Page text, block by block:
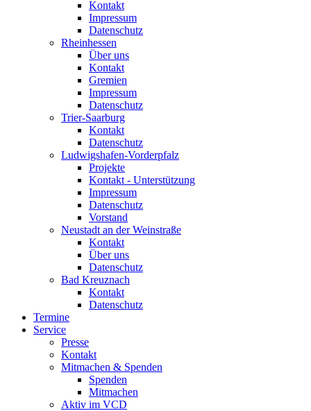
Kontakt
Impressum
Datenschutz
Rheinhessen
Über uns
Kontakt
Gremien
Impressum
Datenschutz
Trier-Saarburg
Kontakt
Datenschutz
Ludwigshafen-Vorderpfalz
Projekte
Kontakt - Unterstützung
Impressum
Datenschutz
Vorstand
Neustadt an der Weinstraße
Kontakt
Über uns
Datenschutz
Bad Kreuznach
Kontakt
Datenschutz
Termine
Service
Presse
Kontakt
Mitmachen & Spenden
Spenden
Mitmachen
Aktiv im VCD